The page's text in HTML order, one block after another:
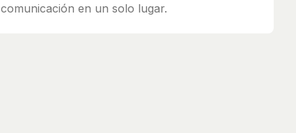
comunicación en un solo lugar.